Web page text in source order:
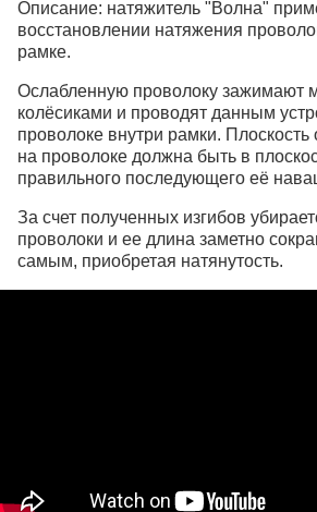
Описание: натяжитель "Волна"
восстановлении натяжения
рамке.
Ослабленную проволоку зажимают
колёсиками и проводят данным
проволоке внутри рамки.
на проволоке должна быть в
правильного последующего её
За счет полученных изгибов
проволоки и ее длина заметно
самым, приобретая натянутость.